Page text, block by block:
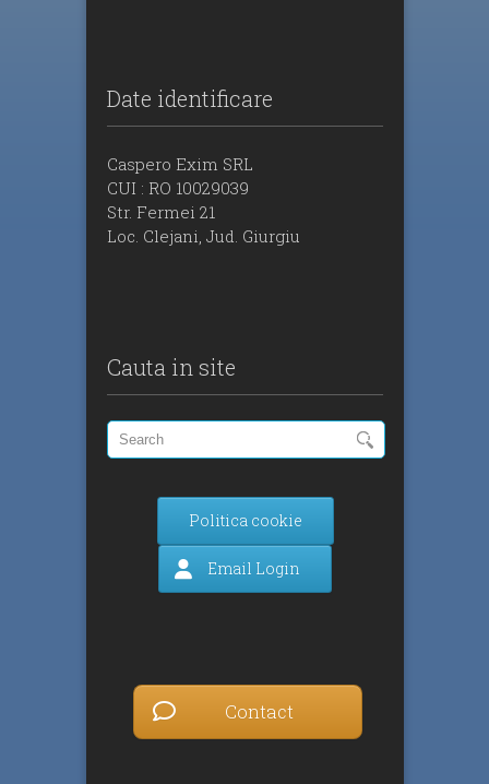
Date identificare
Caspero Exim SRL
CUI : RO 10029039
Str. Fermei 21
Loc. Clejani, Jud. Giurgiu
Cauta in site
Politica cookie
Email Login
Contact